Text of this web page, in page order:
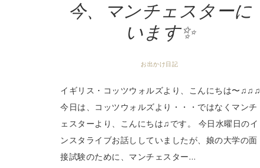
今、マンチェスターに
います✨
お出かけ日記
イギリス・コッツウォルズより、こんにちは〜♫♫♫
今日は、コッツウォルズより・・・ではなくマンチ
ェスターより、こんにちは♫です。 今日水曜日のイ
ンスタライブお話ししていましたが、娘の大学の面
接試験のために、マンチェスター…